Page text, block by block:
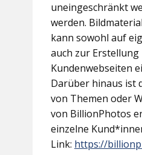
uneingeschränkt
werden.
kann sowohl auf
auch zur
Kundenwebseiten
Darüber hinaus ist
von Themen oder
von BillionPhotos
einzelne
Link: https://